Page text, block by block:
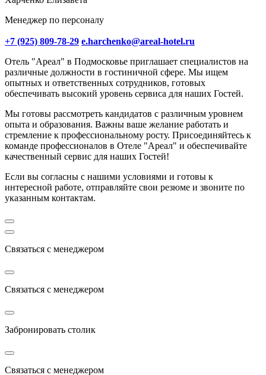
Менеджер по персоналу
+7 (925) 809-78-29 e.harchenko@areal-hotel.ru
Отель "Ареал" в Подмосковье приглашает специалистов на
различные должности в гостиничной сфере. Мы ищем
опытных и ответственных сотрудников, готовых
обеспечивать высокий уровень сервиса для наших Гостей.
Мы готовы рассмотреть кандидатов с различным уровнем
опыта и образования. Важны ваше желание работать и
стремление к профессиональному росту. Присоединяйтесь к
команде профессионалов в Отеле "Ареал" и обеспечивайте
качественный сервис для наших Гостей!
Если вы согласны с нашими условиями и готовы к
интересной работе, отправляйте свои резюме и звоните по
указанным контактам.
Связаться с менеджером
Связаться с менеджером
Забронировать столик
Связаться с менеджером